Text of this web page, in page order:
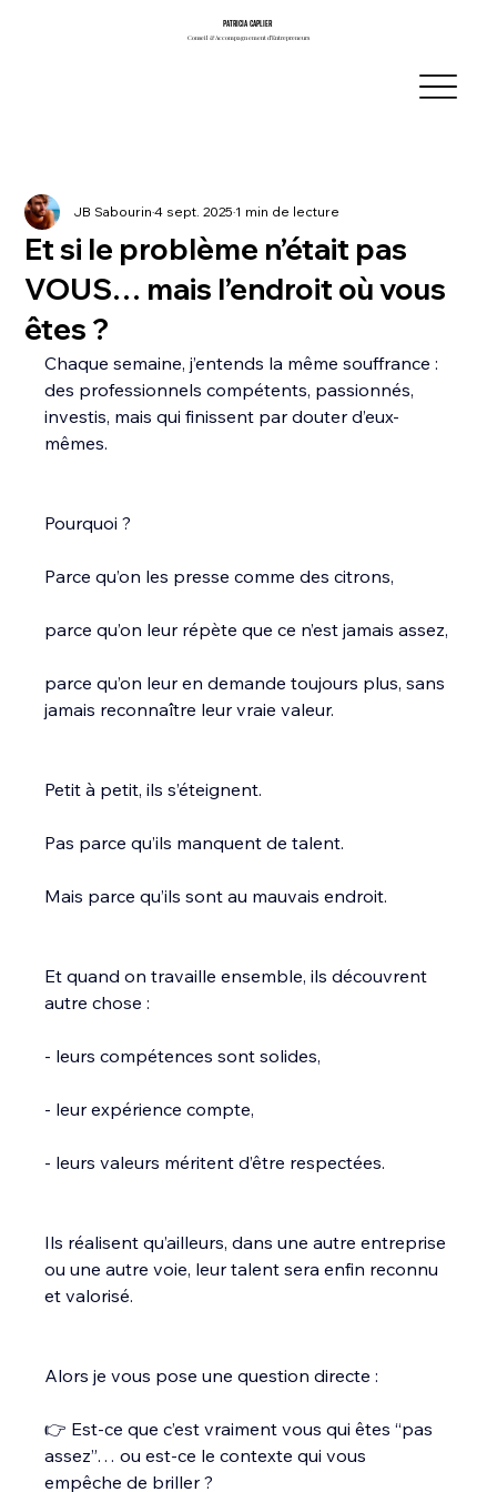
PATRICIA CAPLIER
PATRICIA CAPLIER
Conseil & Accompagnement d’Entrepreneurs
Conseil & Accompagnement d’Entrepreneurs
Et si le problème n’était pas
VOUS… mais l’endroit où vous
êtes ?
JB Sabourin4 sept. 20251 min de lecture
Chaque semaine, j’entends la même souffrance :
des professionnels compétents, passionnés,
investis, mais qui finissent par douter d’eux-
mêmes.
Pourquoi ?
Parce qu’on les presse comme des citrons,
parce qu’on leur répète que ce n’est jamais assez,
parce qu’on leur en demande toujours plus, sans
jamais reconnaître leur vraie valeur.
Petit à petit, ils s’éteignent.
Pas parce qu’ils manquent de talent.
Mais parce qu’ils sont au mauvais endroit.
Et quand on travaille ensemble, ils découvrent
autre chose :
- leurs compétences sont solides,
- leur expérience compte,
- leurs valeurs méritent d’être respectées.
Ils réalisent qu’ailleurs, dans une autre entreprise
ou une autre voie, leur talent sera enfin reconnu
et valorisé.
Alors je vous pose une question directe :
👉 Est-ce que c’est vraiment vous qui êtes “pas
assez”… ou est-ce le contexte qui vous
empêche de briller ?